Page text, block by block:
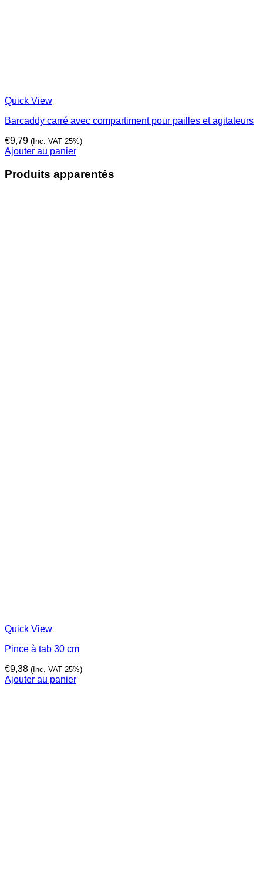
Quick View
Barcaddy carré avec compartiment pour pailles et agitateurs
€9,79 (Inc. VAT 25%)
Ajouter au panier
Produits apparentés
Quick View
Pince à tab 30 cm
€9,38 (Inc. VAT 25%)
Ajouter au panier